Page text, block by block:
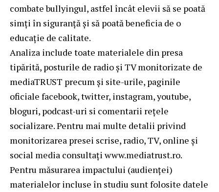
combate bullyingul, astfel încât elevii să se poată
simți în siguranță și să poată beneficia de o
educație de calitate.
Analiza include toate materialele din presa
tipărită, posturile de radio și TV monitorizate de
mediaTRUST precum și site-urile, paginile
oficiale facebook, twitter, instagram, youtube,
bloguri, podcast-uri si comentarii rețele
socializare. Pentru mai multe detalii privind
monitorizarea presei scrise, radio, TV, online și
social media consultați www.mediatrust.ro.
Pentru măsurarea impactului (audienţei)
materialelor incluse în studiu sunt folosite datele